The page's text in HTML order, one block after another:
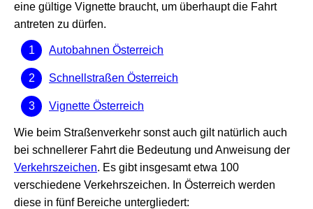
eine gültige Vignette braucht, um überhaupt die Fahrt
antreten zu dürfen.
Autobahnen Österreich
Schnellstraßen Österreich
Vignette Österreich
Wie beim Straßenverkehr sonst auch gilt natürlich auch
bei schnellerer Fahrt die Bedeutung und Anweisung der
Verkehrszeichen. Es gibt insgesamt etwa 100
verschiedene Verkehrszeichen. In Österreich werden
diese in fünf Bereiche untergliedert: